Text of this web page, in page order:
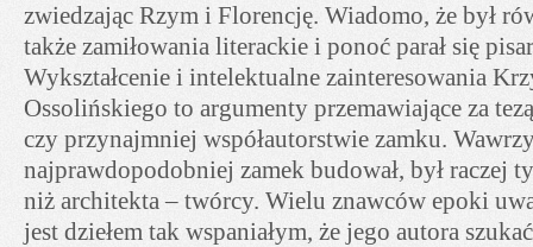
zwiedzając Rzym i Florencję. Wiadomo, że był
także zamiłowania literackie i ponoć parał się
Wykształcenie i intelektualne zainteresowania
Ossolińskiego to argumenty przemawiające za
czy przynajmniej współautorstwie zamku.
najprawdopodobniej zamek budował, był raczej
niż architekta – twórcy. Wielu znawców epoki
jest dziełem tak wspaniałym, że jego autora